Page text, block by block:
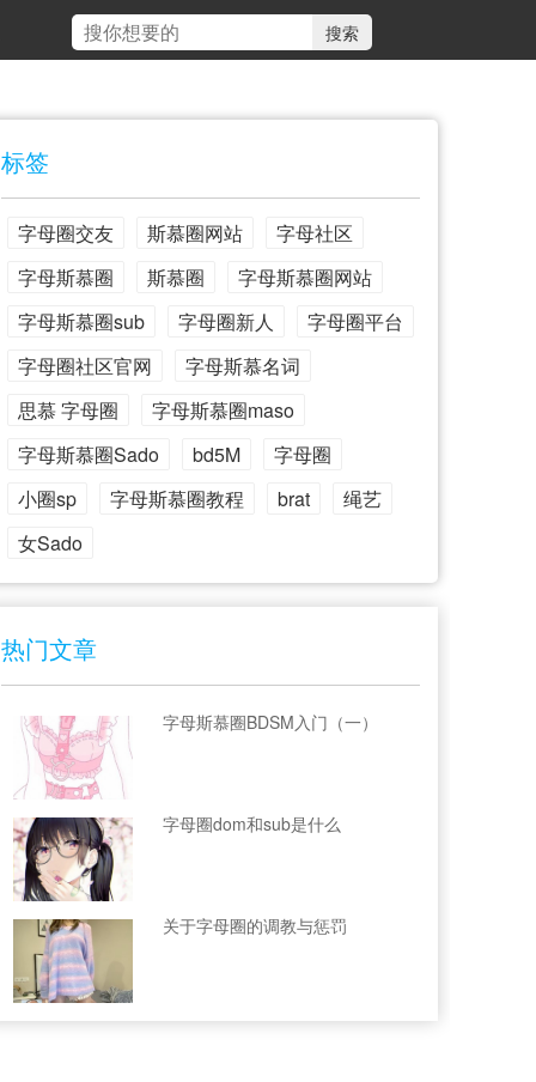
标签
字母圈交友 斯慕圈网站
字母社区
字母斯慕圈
斯慕圈
字母斯慕圈网站
字母斯慕圈sub
字母圈新人
字母圈平台
字母圈社区官网
字母斯慕名词
思慕 字母圈
字母斯慕圈maso
字母斯慕圈Sado
bd5M
字母圈
小圈sp
字母斯慕圈教程 brat
绳艺
女Sado
热门文章
字母斯慕圈BDSM入门（一）
字母圈dom和sub是什么
关于字母圈的调教与惩罚